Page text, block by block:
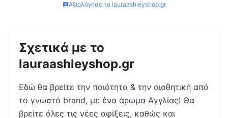
Αξιολόγησε το lauraashleyshop.gr
Σχετικά με το
lauraashleyshop.gr
Εδώ θα βρείτε την ποιότητα & την αισθητική από
το γνωστό brand, με ένα άρωμα Αγγλίας! Θα
βρείτε όλες τις νέες αφίξεις, καθώς και